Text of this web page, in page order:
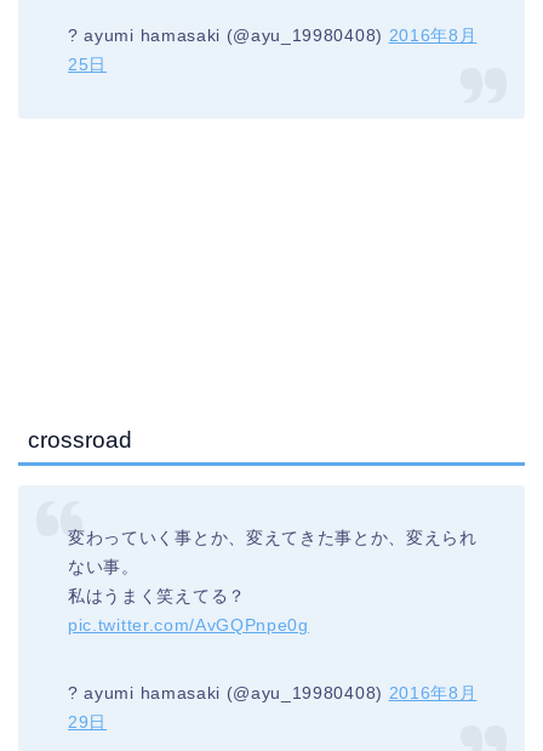
? ayumi hamasaki (@ayu_19980408) 2016年8月
25日
crossroad
変わっていく事とか、変えてきた事とか、変えられ
ない事。
私はうまく笑えてる？
pic.twitter.com/AvGQPnpe0g
? ayumi hamasaki (@ayu_19980408) 2016年8月
29日